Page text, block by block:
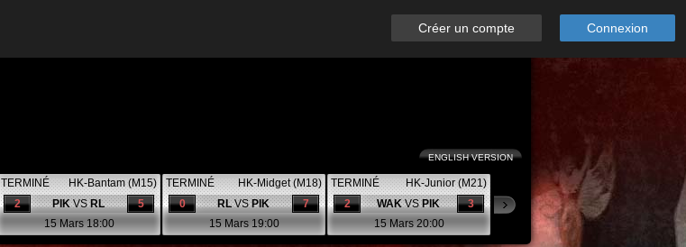
Connexion
Créer un compte
ENGLISH VERSION
TERMINÉ
HK-Bantam (M15)
5
2 PIKVSRL
15 Mars 18:00
TERMINÉ
HK-Midget (M18)
7
0 RLVSPIK
15 Mars 19:00
TERMINÉ
HK-Junior (M21)
3
2 WAKVSPIK
15 Mars 20:00